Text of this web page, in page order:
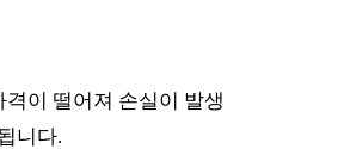
이 떨어져 손실이 발생
니다.